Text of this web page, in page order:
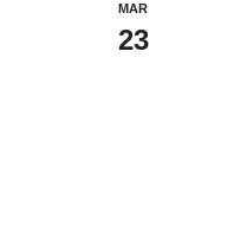
MAR
23